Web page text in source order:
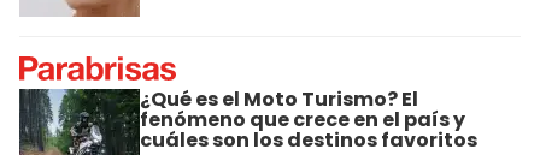
¿Qué es el Moto Turismo? El
fenómeno que crece en el país y
cuáles son los destinos favoritos